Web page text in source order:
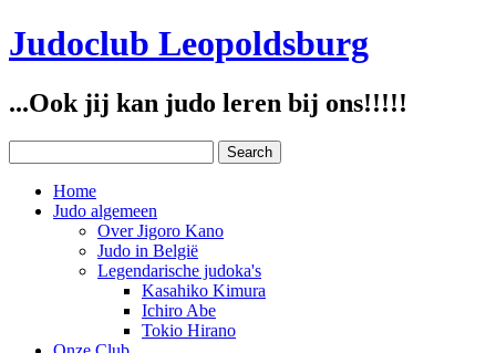
Judoclub Leopoldsburg
...Ook jij kan judo leren bij ons!!!!!
Home
Judo algemeen
Over Jigoro Kano
Judo in België
Legendarische judoka's
Kasahiko Kimura
Ichiro Abe
Tokio Hirano